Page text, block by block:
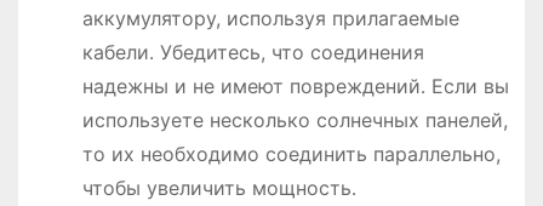
аккумулятору, используя прилагаемые
кабели․ Убедитесь, что соединения
надежны и не имеют повреждений․ Если вы
используете несколько солнечных панелей,
то их необходимо соединить параллельно,
чтобы увеличить мощность․